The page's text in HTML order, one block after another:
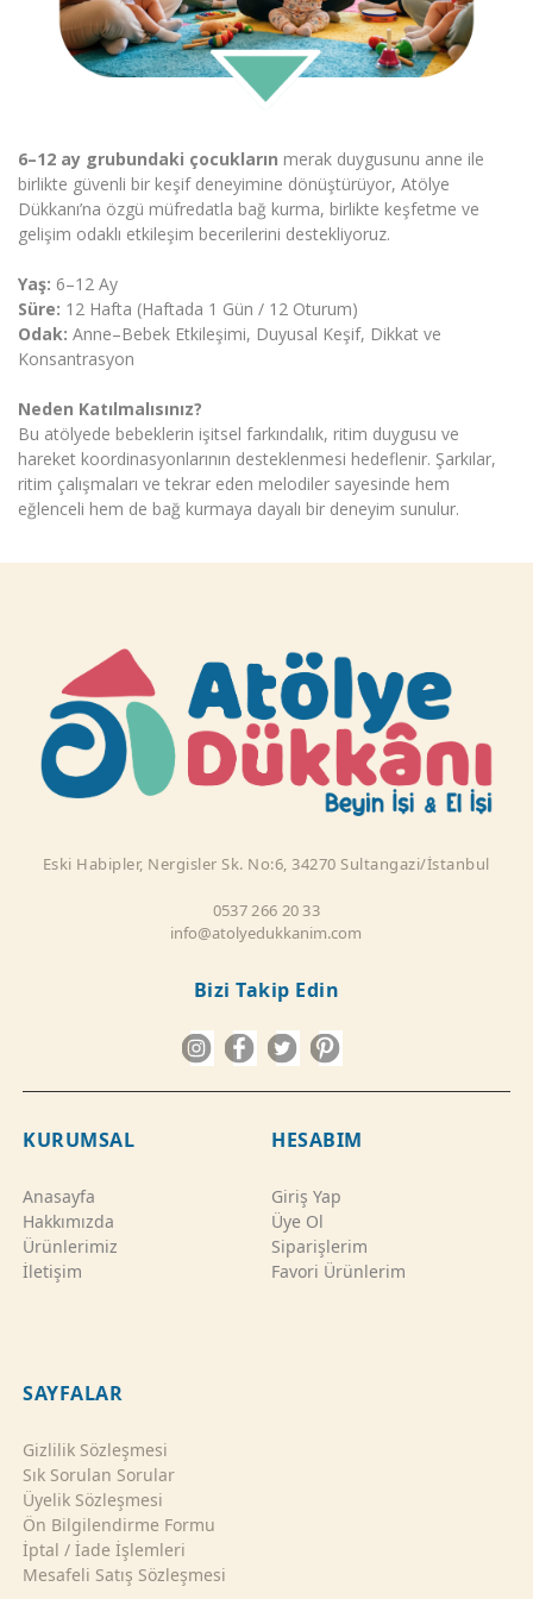
6–12 ay grubundaki çocukların merak duygusunu anne ile
birlikte güvenli bir keşif deneyimine dönüştürüyor, Atölye
Dükkanı’na özgü müfredatla bağ kurma, birlikte keşfetme ve
gelişim odaklı etkileşim becerilerini destekliyoruz.
Yaş: 6–12 Ay
Süre: 12 Hafta (Haftada 1 Gün / 12 Oturum)
Odak: Anne–Bebek Etkileşimi, Duyusal Keşif, Dikkat ve
Konsantrasyon
Neden Katılmalısınız?
Bu atölyede bebeklerin işitsel farkındalık, ritim duygusu ve
hareket koordinasyonlarının desteklenmesi hedeflenir. Şarkılar,
ritim çalışmaları ve tekrar eden melodiler sayesinde hem
eğlenceli hem de bağ kurmaya dayalı bir deneyim sunulur.
Eski Habipler, Nergisler Sk. No:6, 34270 Sultangazi/İstanbul
0537 266 20 33
info@atolyedukkanim.com
Bizi Takip Edin
KURUMSAL
Anasayfa
Hakkımızda
Ürünlerimiz
İletişim
HESABIM
Giriş Yap
Üye Ol
Siparişlerim
Favori Ürünlerim
SAYFALAR
Gizlilik Sözleşmesi
Sık Sorulan Sorular
Üyelik Sözleşmesi
Ön Bilgilendirme Formu
İptal / İade İşlemleri
Mesafeli Satış Sözleşmesi